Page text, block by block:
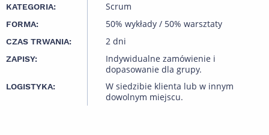
KATEGORIA: Scrum
FORMA: 50% wykłady / 50% warsztaty
CZAS TRWANIA: 2 dni
ZAPISY:
Indywidualne zamówienie i
dopasowanie dla grupy.
LOGISTYKA:
W siedzibie klienta lub w innym
dowolnym miejscu.